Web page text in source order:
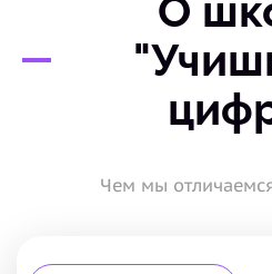
О
Чем мы